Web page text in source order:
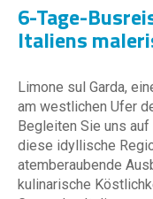
6-Tage-
Italiens
Limone sul Garda,
am westlichen Ufer
Begleiten Sie uns
diese idyllische
atemberaubende
kulinarische